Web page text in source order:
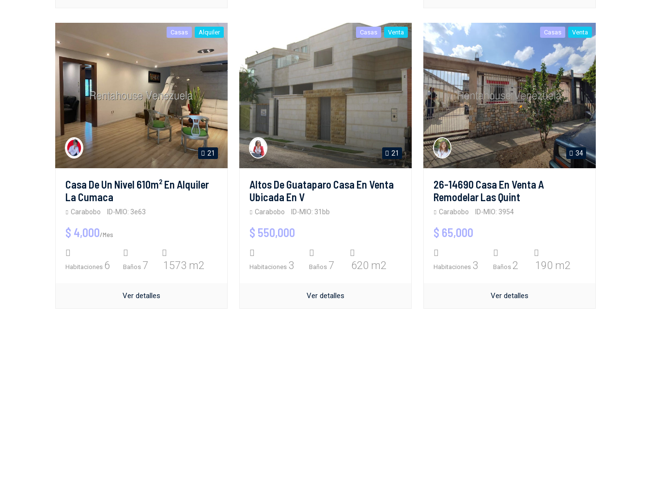
Casas Alquiler
21
Casa De Un Nivel 610m² En Alquiler
La Cumaca
Carabobo ID-MIO: 3e63
$ 4,000/Mes
Habitaciones 6 Baños 7 1573 m2
Ver detalles
Casas Venta
21
Altos De Guataparo Casa En Venta
Ubicada En V
Carabobo ID-MIO: 31bb
$ 550,000
Habitaciones 3 Baños 7 620 m2
Ver detalles
Casas Venta
34
26-14690 Casa En Venta A
Remodelar Las Quint
Carabobo ID-MIO: 3954
$ 65,000
Habitaciones 3 Baños 2 190 m2
Ver detalles